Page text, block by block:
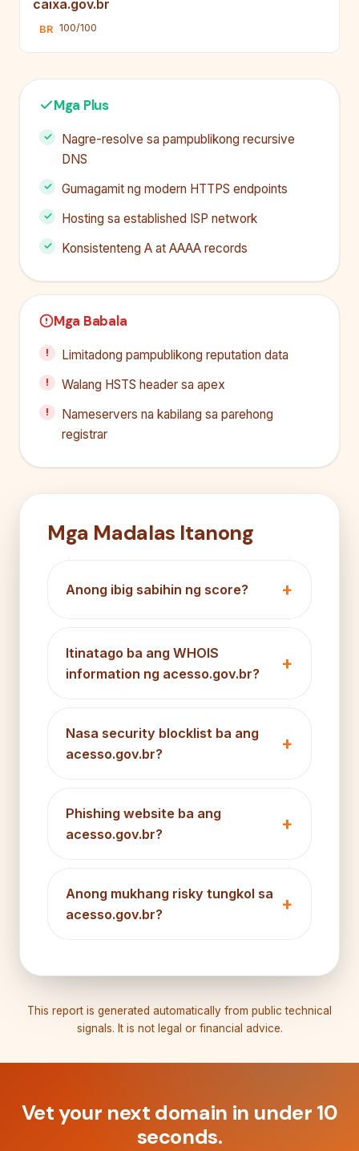
caixa.gov.br
BR 100/100
Mga Plus
Nagre-resolve sa pampublikong recursive
DNS
Gumagamit ng modern HTTPS endpoints
Hosting sa established ISP network
Konsistenteng A at AAAA records
Mga Babala
Limitadong pampublikong reputation data
Walang HSTS header sa apex
Nameservers na kabilang sa parehong
registrar
Mga Madalas Itanong
Anong ibig sabihin ng score?
Itinatago ba ang WHOIS
information ng acesso.gov.br?
Nasa security blocklist ba ang
acesso.gov.br?
Phishing website ba ang
acesso.gov.br?
Anong mukhang risky tungkol sa
acesso.gov.br?
This report is generated automatically from public technical
signals. It is not legal or financial advice.
Vet your next domain in under 10
seconds.